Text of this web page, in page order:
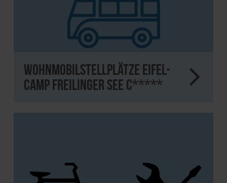
Wohnmobilstellplätze Eifel-
Camp Freilinger See C*****